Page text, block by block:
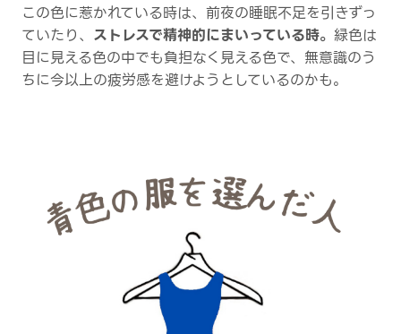
この色に惹かれている時は、前夜の睡眠不足を引きずっ
ていたり、 ストレスで精神的にまいっている時。 緑色は
目に見える色の中でも負担なく見える色で、無意識のう
ちに今以上の疲労感を避けようとしているのかも。